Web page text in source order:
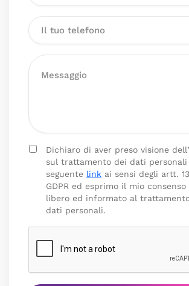
Dichiaro di aver preso visione
sul trattamento dei dati personali
seguente link ai sensi degli artt.
GDPR ed esprimo il mio
libero ed informato al
dati personali.